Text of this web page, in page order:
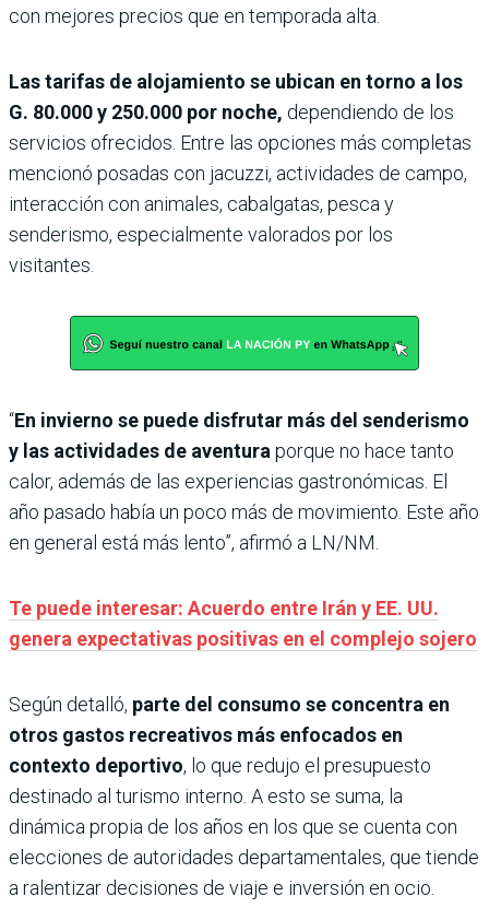
con mejores precios que en temporada alta.
Las tarifas de alojamiento se ubican en torno a los
G. 80.000 y 250.000 por noche, dependiendo de los
servicios ofrecidos. Entre las opciones más completas
mencionó posadas con jacuzzi, actividades de campo,
interacción con animales, cabalgatas, pesca y
senderismo, especialmente valorados por los
visitantes.
“En invierno se puede disfrutar más del senderismo
y las actividades de aventura porque no hace tanto
calor, además de las experiencias gastronómicas. El
año pasado había un poco más de movimiento. Este año
en general está más lento”, afirmó a LN/NM.
Te puede interesar: Acuerdo entre Irán y EE. UU.
genera expectativas positivas en el complejo sojero
Según detalló, parte del consumo se concentra en
otros gastos recreativos más enfocados en
contexto deportivo, lo que redujo el presupuesto
destinado al turismo interno. A esto se suma, la
dinámica propia de los años en los que se cuenta con
elecciones de autoridades departamentales, que tiende
a ralentizar decisiones de viaje e inversión en ocio.